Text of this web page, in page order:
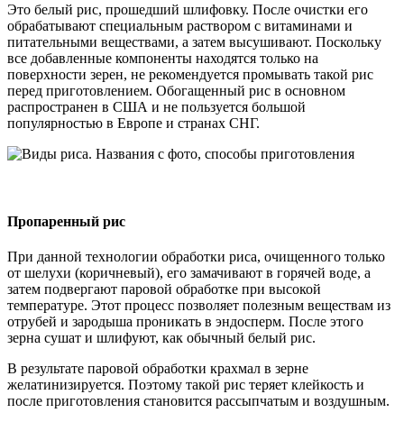
Это белый рис, прошедший шлифовку. После очистки его
обрабатывают специальным раствором с витаминами и
питательными веществами, а затем высушивают. Поскольку
все добавленные компоненты находятся только на
поверхности зерен, не рекомендуется промывать такой рис
перед приготовлением. Обогащенный рис в основном
распространен в США и не пользуется большой
популярностью в Европе и странах СНГ.
Пропаренный рис
При данной технологии обработки риса, очищенного только
от шелухи (коричневый), его замачивают в горячей воде, а
затем подвергают паровой обработке при высокой
температуре. Этот процесс позволяет полезным веществам из
отрубей и зародыша проникать в эндосперм. После этого
зерна сушат и шлифуют, как обычный белый рис.
В результате паровой обработки крахмал в зерне
желатинизируется. Поэтому такой рис теряет клейкость и
после приготовления становится рассыпчатым и воздушным.